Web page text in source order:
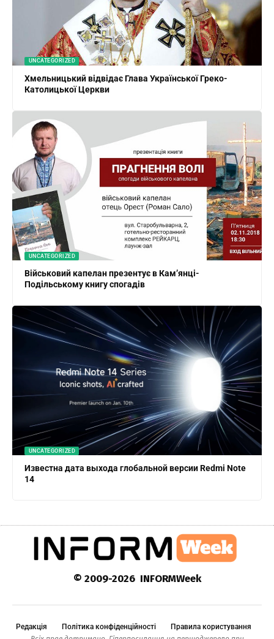
UNCATEGORIZED
Хмельницький відвідає Глава Української Греко-
Католицької Церкви
UNCATEGORIZED
Військовий капелан презентує в Кам’янці-
Подільському книгу спогадів
UNCATEGORIZED
Известна дата выхода глобальной версии Redmi Note
14
© 2009-2026 INFORMWeek
Редакція Політика конфіденційності
Правила користування